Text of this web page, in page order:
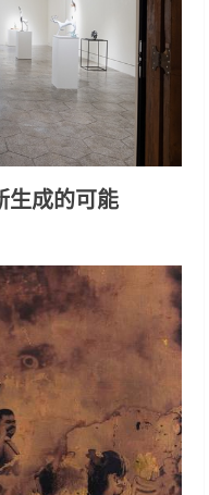
生成的可能